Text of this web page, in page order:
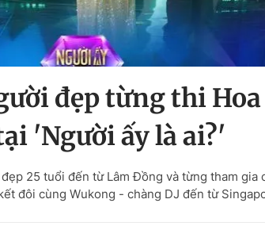
đẹp từng thi
'Người ấy là ai?'
25 tuổi đến từ Lâm Đồng và từng tham gia
đôi cùng Wukong - chàng DJ đến từ